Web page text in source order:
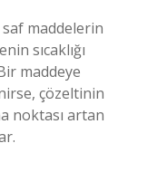
saf maddelerin
sıcaklığı
maddeye
çözeltinin
noktası artan